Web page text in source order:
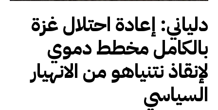
دلياني: إعادة احتلال غزة
بالكامل مخطط دموي
لإنقاذ نتنياهو من الانهيار
السياسي